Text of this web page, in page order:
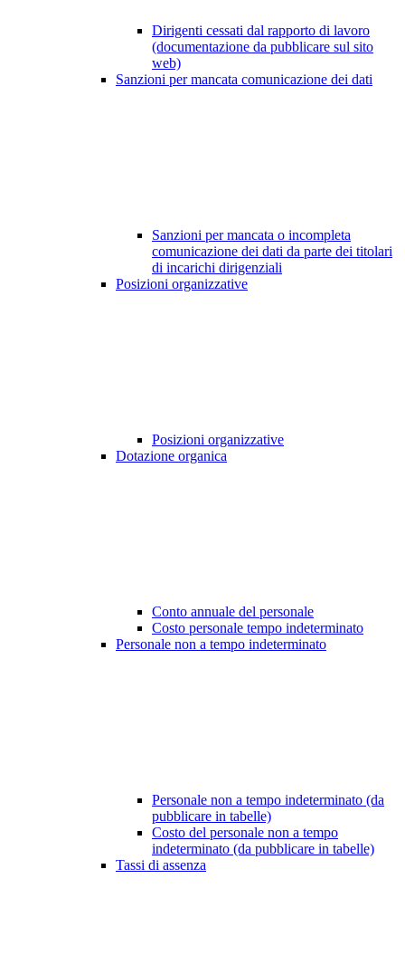
Dirigenti cessati dal rapporto di lavoro
(documentazione da pubblicare sul sito
web)
Sanzioni per mancata comunicazione dei dati
Sanzioni per mancata o incompleta
comunicazione dei dati da parte dei titolari
di incarichi dirigenziali
Posizioni organizzative
Posizioni organizzative
Dotazione organica
Conto annuale del personale
Costo personale tempo indeterminato
Personale non a tempo indeterminato
Personale non a tempo indeterminato (da
pubblicare in tabelle)
Costo del personale non a tempo
indeterminato (da pubblicare in tabelle)
Tassi di assenza